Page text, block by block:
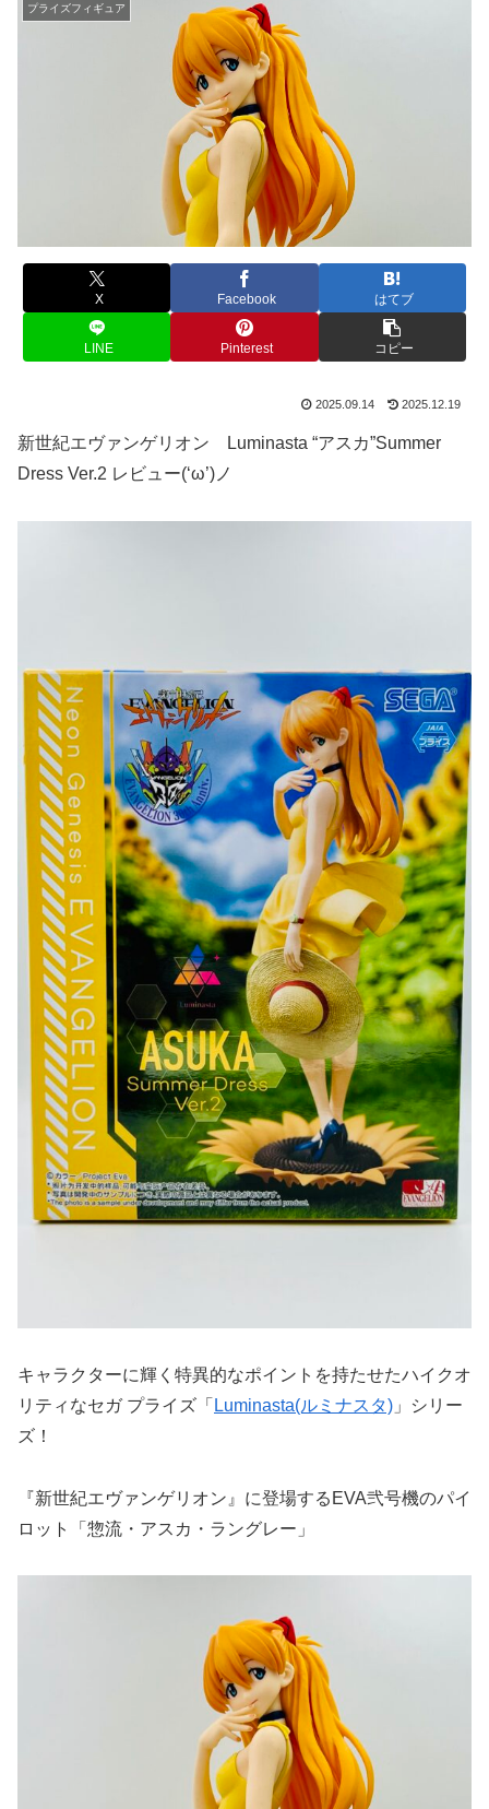
プライズフィギュア
X Facebook はてブ
LINE Pinterest コピー
2025.09.14 2025.12.19
新世紀エヴァンゲリオン Luminasta “アスカ”Summer
Dress Ver.2 レビュー(‘ω’)ノ
キャラクターに輝く特異的なポイントを持たせたハイクオ
リティなセガ プライズ「 Luminasta(ルミナスタ) 」シリー
ズ！
『新世紀エヴァンゲリオン』に登場するEVA弐号機のパイ
ロット「惣流・アスカ・ラングレー」